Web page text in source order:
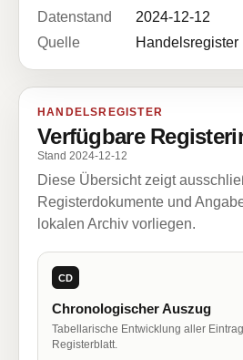
Datenstand
2024-12-12
Quelle
Handelsregister
HANDELSREGISTER
Verfügbare
Stand 2024-12-12
Diese Übersicht zeigt
Registerdokumente und
lokalen Archiv vorliegen.
CD
Chronologischer Auszug
Tabellarische Entwicklung aller
Registerblatt.